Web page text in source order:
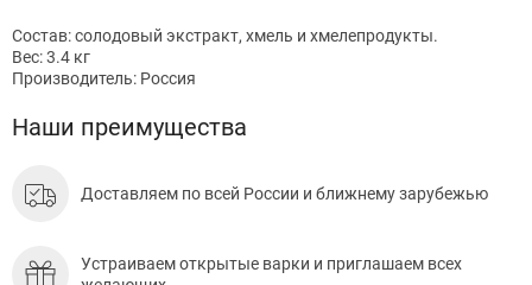
Состав: солодовый экстракт, хмель и хмелепродукты.
Вес: 3.4 кг
Производитель: Россия
Наши преимущества
Доставляем по всей России и ближнему зарубежью
Устраиваем открытые варки и приглашаем всех